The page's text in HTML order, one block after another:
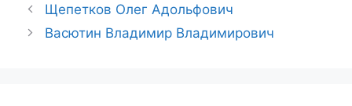
Щепетков Олег Адольфович
Васютин Владимир Владимирович